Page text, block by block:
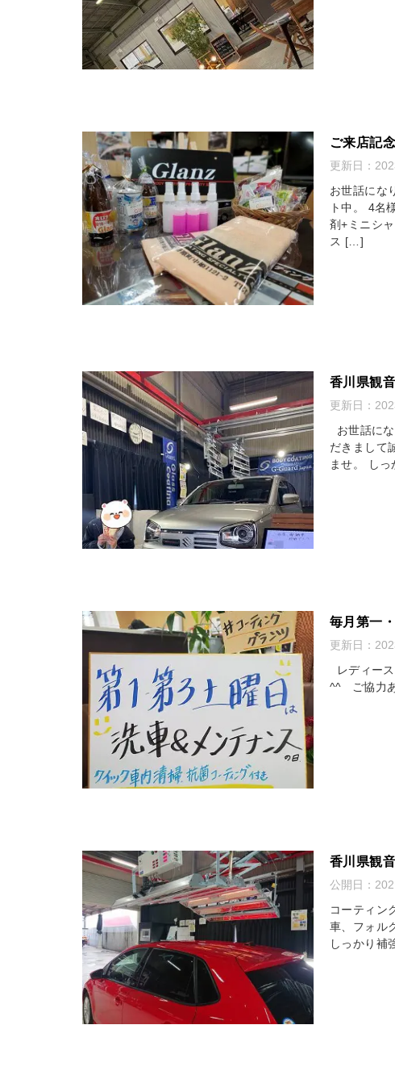
ご来店記
更新日：
お世話にな
ト中。 4名
剤+ミニシ
ス […]
香川県観
更新日：
お世話に
だきまして
ませ。 し
毎月第一
更新日：
レディー
^^ ご協力
香川県観
公開日：
コーティン
車、フォル
しっかり補